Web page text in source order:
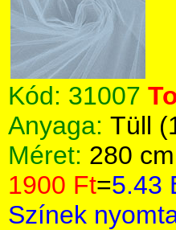
Kód: 31007
Anyaga: Tüll
Méret: 280
1900 Ft=5.43
Színek